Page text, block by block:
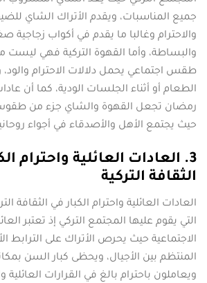
جميع المناسبات، ويقدم الأتراك الشاي
والاحترام وغالبا ما يقدم في أكواب زجاجية
والبساطة، وأما القهوة التركية فهي
طقس اجتماعي يحمل دلالات الاحترام والود،
الطعام أو أثناء الجلسات الودية، كما أن
رمضان تجعل القهوة والشاي جزء من
حيث يجتمع الأهل والأصدقاء في أجواء
3. العادات العائلية واحترام
الثقافة التركية
العادات العائلية واحترام الكبار في الثقافة
التي يقوم عليها المجتمع التركي إذ تعتبر
الاجتماعية حيث يحرص الأتراك على الترابط
المنتظم بين الأجيال، ويحظى كبار السن
ويعاملون باحترام بالغ في القرارات العائلية